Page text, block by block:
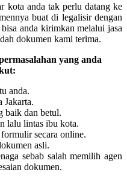
kota anda tak perlu datang ke
buat di legalisir dengan
anda kirimkan melalui jasa
dokumen kami terima.
yang anda
anda.
Jakarta.
baik dan betul.
lalu lintas ibu kota.
secara online.
asli.
sebab salah memilih agen
dokumen.